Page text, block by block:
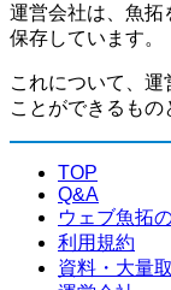
運営会社は、魚拓
保存しています。
これについて、
ことができるもの
TOP
Q&A
ウェブ魚拓
利用規約
資料・大量